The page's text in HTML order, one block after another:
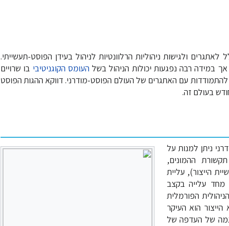
לאתגרים ולגישות ניהוליות הרלוונטיות לניהול בעידן הפוסט-תעשייתי.
במידה רבה נפגעות יכולות הניהול בשלהעומס הקוגניטיבי בו שרויים
עם האתגרים של העולם הפוסט-מודרני. דווקא ההגות הפוסט
בעולם זה.
ניתן למנות על
ההמונים,
הייצור), עליית
מחד עלייה בקצב
הפורמלית
הוא העיקר
של העדפה של